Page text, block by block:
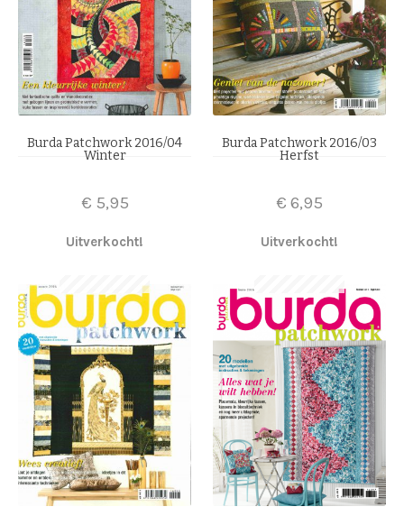
Burda Patchwork 2016/04
Winter
€ 5,95
Uitverkocht!
Burda Patchwork 2016/03
Herfst
€ 6,95
Uitverkocht!